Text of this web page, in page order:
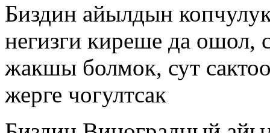
Биздин айылдын
негизги киреше да ошол,
жакшы болмок, сут
жерге чогултсак